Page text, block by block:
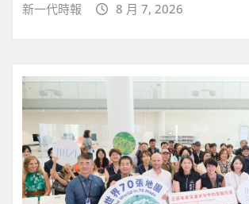
新一代時報 8 月 7, 2026